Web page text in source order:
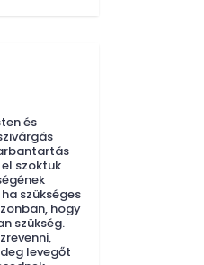
és
szoktuk
szükséges
hogy
szükség.
levegőt